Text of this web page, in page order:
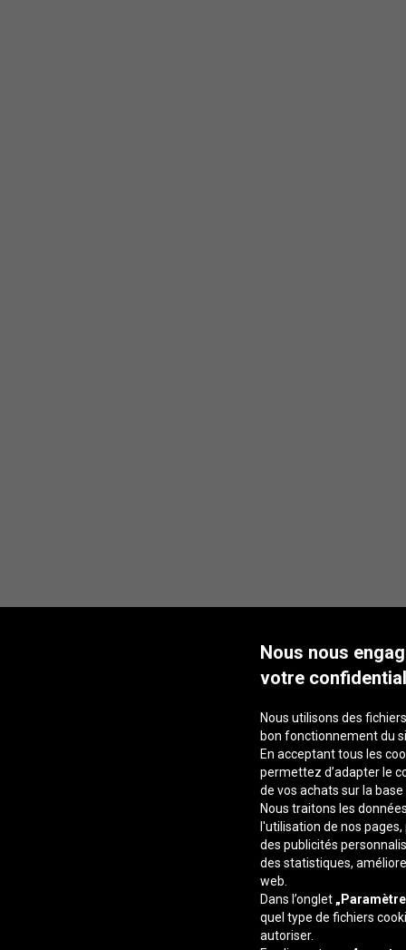
Nous nous
votre
Nous utilisons des
bon fonctionnement du
En acceptant tous les
permettez d’adapter le
de vos achats sur la
Nous traitons les
l'utilisation de nos
des publicités
des statistiques,
web.
Dans l’onglet
quel type de fichiers
autoriser.